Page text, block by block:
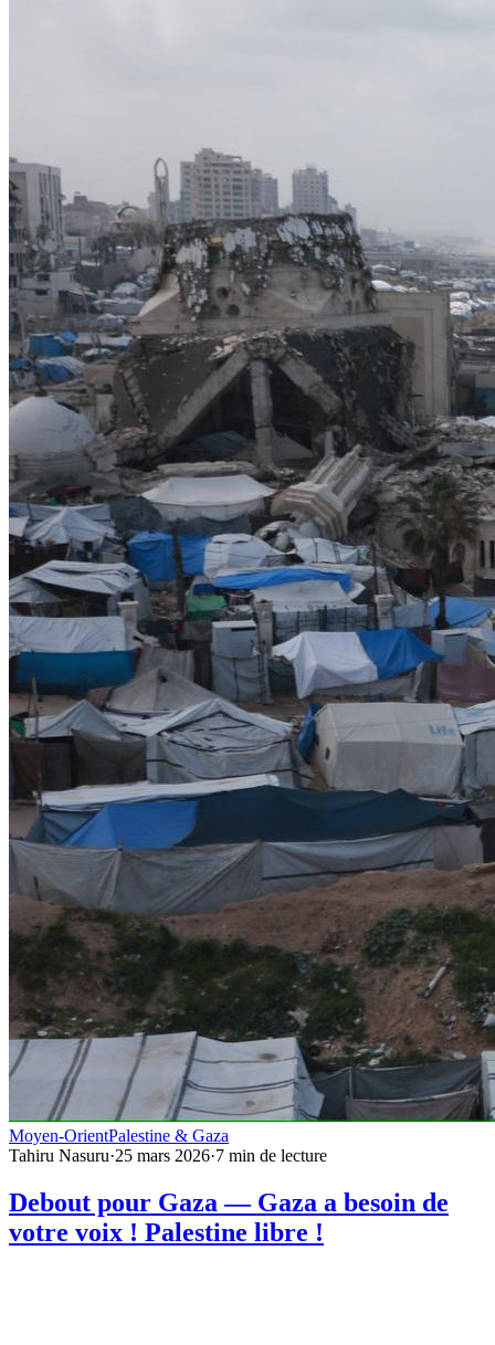
Moyen-OrientPalestine & Gaza
Tahiru Nasuru·25 mars 2026·7 min de lecture
Debout pour Gaza — Gaza a besoin de
votre voix ! Palestine libre !